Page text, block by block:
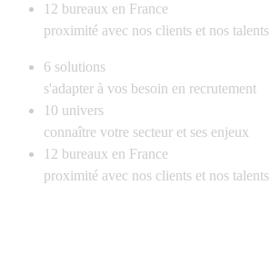
12 bureaux en France
proximité avec nos clients et nos talents
6 solutions
s'adapter à vos besoin en recrutement
10 univers
connaître votre secteur et ses enjeux
12 bureaux en France
proximité avec nos clients et nos talents